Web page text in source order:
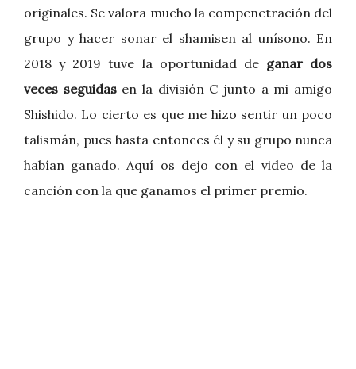
originales. Se valora mucho la compenetración del
grupo y hacer sonar el shamisen al unísono. En
2018 y 2019 tuve la oportunidad deganar dos
veces seguidasen la división C junto a mi amigo
Shishido. Lo cierto es que me hizo sentir un poco
talismán, pues hasta entonces él y su grupo nunca
habían ganado. Aquí os dejo con el video de la
canción con la que ganamos el primer premio.